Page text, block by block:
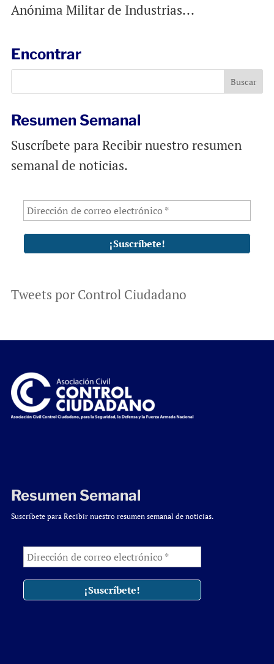
Anónima Militar de Industrias...
Encontrar
Resumen Semanal
Suscríbete para Recibir nuestro resumen
semanal de noticias.
Tweets por Control Ciudadano
Resumen Semanal
Suscríbete para Recibir nuestro resumen semanal de noticias.